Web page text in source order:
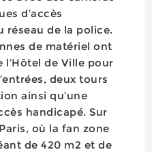
d’accès
réseau de la police.
de matériel ont
l’Hôtel de Ville pour
deux tours
ainsi qu’une
handicapé. Sur
où la fan zone
de 420 m2 et de